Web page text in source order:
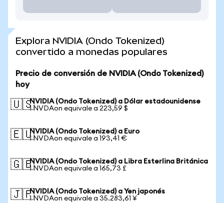
Explora NVIDIA (Ondo Tokenized)
convertido a monedas populares
Precio de conversión de NVIDIA (Ondo Tokenized)
hoy
🇺🇸NVIDIA (Ondo Tokenized) a Dólar estadounidense
1 NVDAon equivale a 223,59 $
🇪🇺NVIDIA (Ondo Tokenized) a Euro
1 NVDAon equivale a 193,41 €
🇬🇧NVIDIA (Ondo Tokenized) a Libra Esterlina Británica
1 NVDAon equivale a 165,73 £
🇯🇵NVIDIA (Ondo Tokenized) a Yen japonés
1 NVDAon equivale a 35.283,61 ¥